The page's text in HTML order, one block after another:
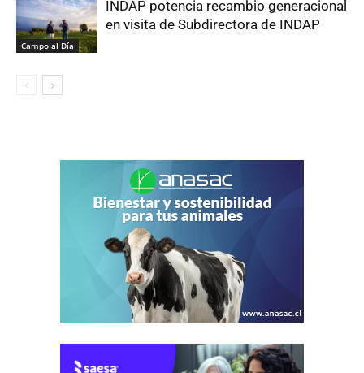
Campo al Día
INDAP potencia recambio generacional
en visita de Subdirectora de INDAP